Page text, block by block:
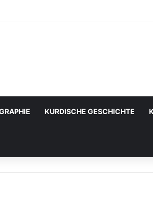
KURDISCHE GESCHICHTE